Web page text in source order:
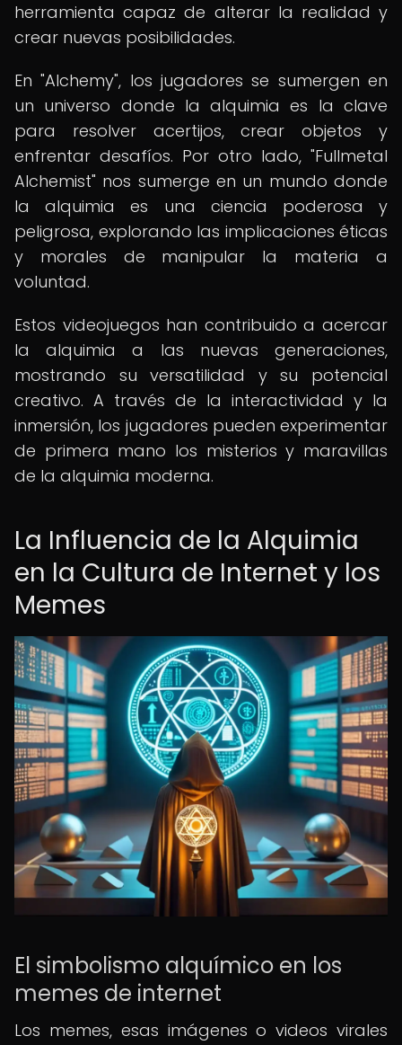
herramienta capaz de alterar la realidad y
crear nuevas posibilidades.
En "Alchemy", los jugadores se sumergen en
un universo donde la alquimia es la clave
para resolver acertijos, crear objetos y
enfrentar desafíos. Por otro lado, "Fullmetal
Alchemist" nos sumerge en un mundo donde
la alquimia es una ciencia poderosa y
peligrosa, explorando las implicaciones éticas
y morales de manipular la materia a
voluntad.
Estos videojuegos han contribuido a acercar
la alquimia a las nuevas generaciones,
mostrando su versatilidad y su potencial
creativo. A través de la interactividad y la
inmersión, los jugadores pueden experimentar
de primera mano los misterios y maravillas
de la alquimia moderna.
La Influencia de la Alquimia
en la Cultura de Internet y los
Memes
El simbolismo alquímico en los
memes de internet
Los memes, esas imágenes o videos virales